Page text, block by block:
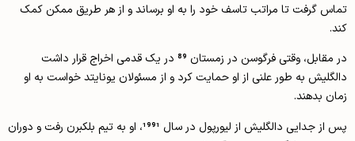
تماس گرفت تا مراتب تاسف خود را به او برساند و از هر طریق ممکن کمک
کند.
در مقابل، وقتی فرگوسن در زمستان 89 در یک قدمی اخراج قرار داشت
دالگلیش به طور علنی از او حمایت کرد و از مسئولان یونایتد خواست به او
زمان بدهند.
پس از جدایی دالگلیش از لیورپول در سال 1991، او به تیم بلکبرن رفت و دوران